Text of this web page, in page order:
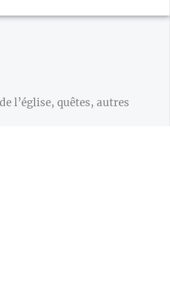
l’église, quêtes, autres